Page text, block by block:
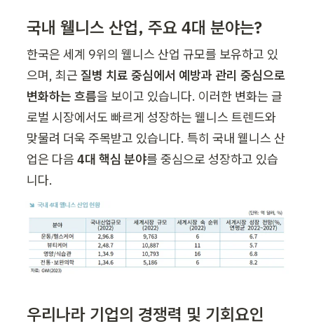
국내 웰니스 산업, 주요 4대 분야는?
한국은 세계 9위의 웰니스 산업 규모를 보유하고 있
으며, 최근 질병 치료 중심에서 예방과 관리 중심으로
변화하는 흐름을 보이고 있습니다. 이러한 변화는 글
로벌 시장에서도 빠르게 성장하는 웰니스 트렌드와
맞물려 더욱 주목받고 있습니다. 특히 국내 웰니스 산
업은 다음 4대 핵심 분야를 중심으로 성장하고 있습
니다.
우리나라 기업의 경쟁력 및 기회요인